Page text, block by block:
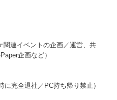
連イベントの企画／運営、共
企画など）
に完全退社／PC持ち帰り禁止）